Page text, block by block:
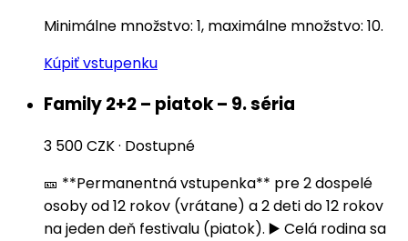
Minimálne množstvo: 1, maximálne množstvo: 10.
Kúpiť vstupenku
Family 2+2 – piatok – 9. séria
3 500 CZK· Dostupné
🎫 **Permanentná vstupenka** pre 2 dospelé
osoby od 12 rokov (vrátane) a 2 deti do 12 rokov
na jeden deň festivalu (piatok). ▶️ Celá rodina sa